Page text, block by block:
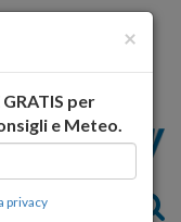
×
per
e Meteo.
privacy